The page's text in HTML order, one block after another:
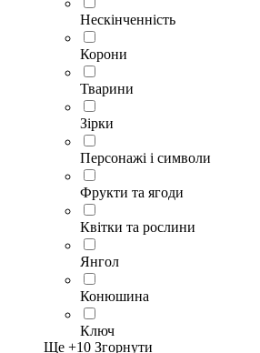
Нескінченність
Корони
Тварини
Зірки
Персонажі і символи
Фрукти та ягоди
Квітки та рослини
Янгол
Конюшина
Ключ
Ще +10 Згорнути